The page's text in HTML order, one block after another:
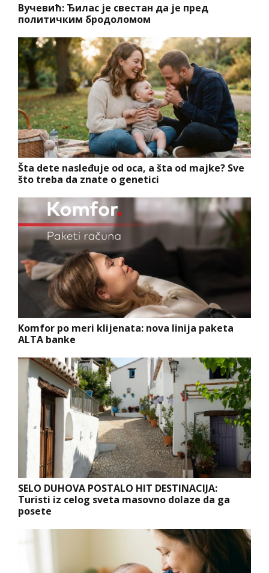
Вучевић: Ђилас је свестан да је пред
политичким бродоломом
Šta dete nasleđuje od oca, a šta od majke? Sve
što treba da znate o genetici
Komfor po meri klijenata: nova linija paketa
ALTA banke
SELO DUHOVA POSTALO HIT DESTINACIJA:
Turisti iz celog sveta masovno dolaze da ga
posete